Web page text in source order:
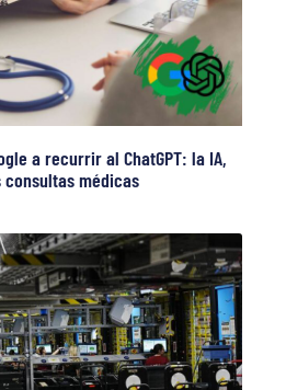
a recurrir al ChatGPT: la IA,
médicas